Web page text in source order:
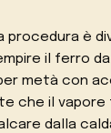
procedura è
il ferro
metà con
che il vapore
dalla